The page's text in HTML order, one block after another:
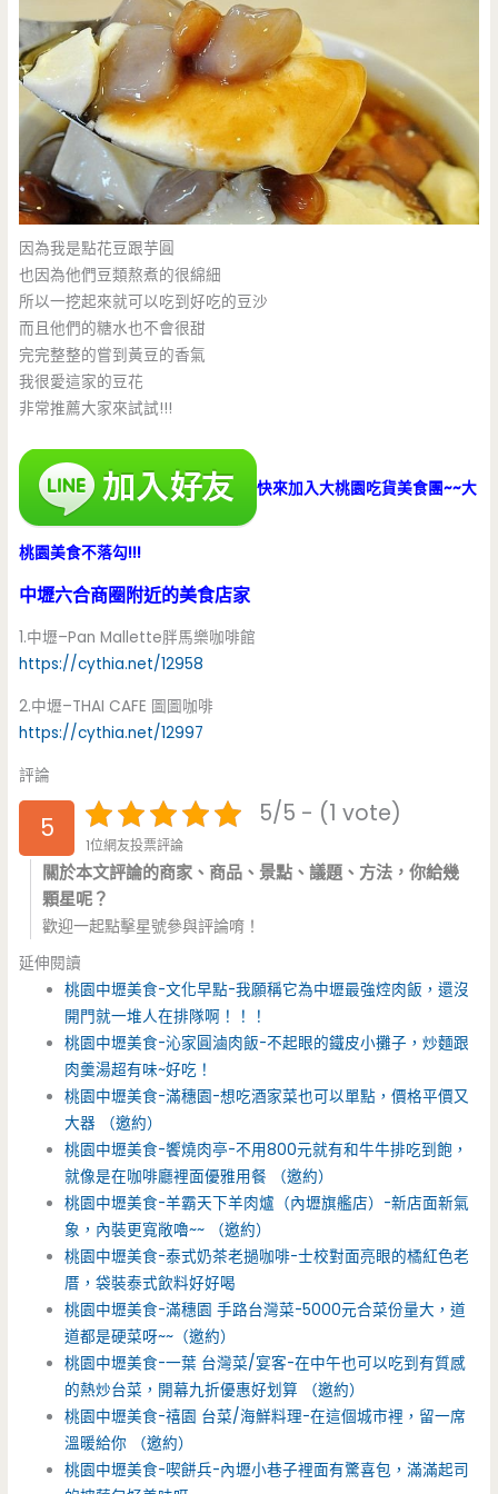
因為我是點花豆跟芋圓
也因為他們豆類熬煮的很綿細
所以一挖起來就可以吃到好吃的豆沙
而且他們的糖水也不會很甜
完完整整的嘗到黃豆的香氣
我很愛這家的豆花
非常推薦大家來試試!!!
快來加入大桃園吃貨美食團~~大
桃園美食不落勾!!!
中壢六合商圈附近的美食店家
1.中壢–Pan Mallette胖馬樂咖啡館
https://cythia.net/12958
2.中壢–THAI CAFE 圖圖咖啡
https://cythia.net/12997
評論
5 5/5 - (1 vote)
1位網友投票評論
關於本文評論的商家、商品、景點、議題、方法，你給幾
顆星呢？
歡迎一起點擊星號參與評論唷！
延伸閱讀
桃園中壢美食-文化早點-我願稱它為中壢最強焢肉飯，還沒
開門就一堆人在排隊啊！！！
桃園中壢美食-沁家圓滷肉飯-不起眼的鐵皮小攤子，炒麵跟
肉羹湯超有味~好吃！
桃園中壢美食-滿穗園-想吃酒家菜也可以單點，價格平價又
大器 （邀約）
桃園中壢美食-饗燒肉亭-不用800元就有和牛牛排吃到飽，
就像是在咖啡廳裡面優雅用餐 （邀約）
桃園中壢美食-羊霸天下羊肉爐（內壢旗艦店）-新店面新氣
象，內裝更寬敞嚕~~ （邀約）
桃園中壢美食-泰式奶茶老撾咖啡-士校對面亮眼的橘紅色老
厝，袋裝泰式飲料好好喝
桃園中壢美食-滿穗園 手路台灣菜-5000元合菜份量大，道
道都是硬菜呀~~（邀約）
桃園中壢美食-一葉 台灣菜/宴客-在中午也可以吃到有質感
的熱炒台菜，開幕九折優惠好划算 （邀約）
桃園中壢美食-禧園 台菜/海鮮料理-在這個城市裡，留一席
溫暖給你 （邀約）
桃園中壢美食-喫餅兵-內壢小巷子裡面有驚喜包，滿滿起司